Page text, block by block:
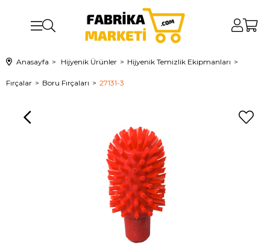
Anasayfa Hijyenik Ürünler Hijyenik Temizlik Ekipmanları
Fırçalar Boru Fırçaları 27131-3